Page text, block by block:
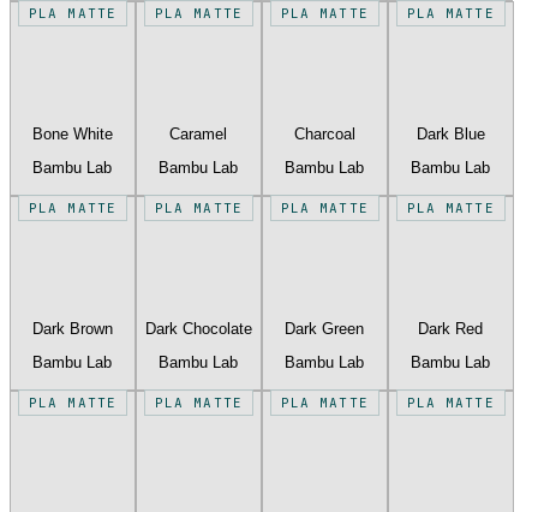
PLA MATTE
Bone White
Bambu Lab
PLA MATTE
Caramel
Bambu Lab
PLA MATTE
Charcoal
Bambu Lab
PLA MATTE
Dark Blue
Bambu Lab
PLA MATTE
Dark Brown
Bambu Lab
PLA MATTE
Dark Chocolate
Bambu Lab
PLA MATTE
Dark Green
Bambu Lab
PLA MATTE
Dark Red
Bambu Lab
PLA MATTE PLA MATTE PLA MATTE PLA MATTE